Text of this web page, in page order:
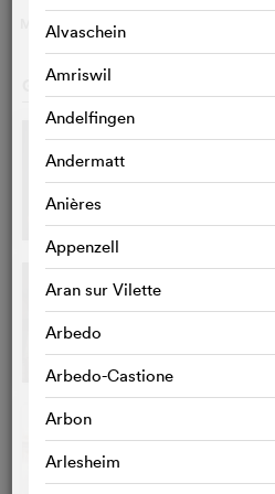
Alvaschein
Amriswil
Andelfingen
Andermatt
Anières
Appenzell
Aran sur Vilette
Arbedo
Arbedo-Castione
Arbon
Arlesheim
MEHR
GALERIE